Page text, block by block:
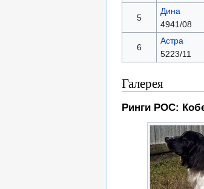
5
Дина
4941/08
6
Астра
5223/11
Галерея
Ринги РОС: